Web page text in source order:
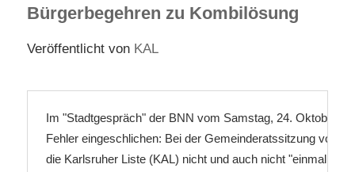
Bürgerbegehren zu Kombilösung
Veröffentlicht von KAL
Im "Stadtgespräch" der BNN vom Samstag, 24. Oktober,
Fehler eingeschlichen: Bei der Gemeinderatssitzung vom
die Karlsruher Liste (KAL) nicht und auch nicht "einmal